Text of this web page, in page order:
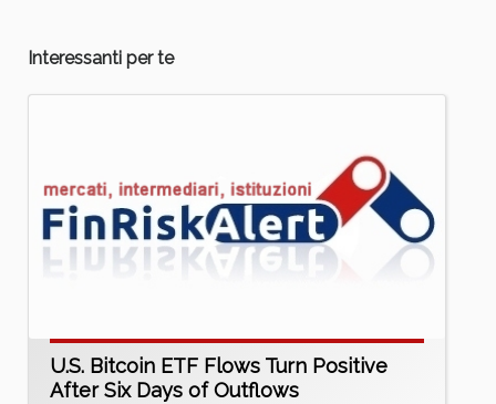
Interessanti per te
U.S. Bitcoin ETF Flows Turn Positive
After Six Days of Outflows